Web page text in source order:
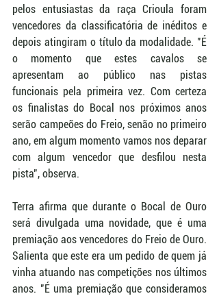
pelos entusiastas da raça Crioula foram
vencedores da classificatória de inéditos e
depois atingiram o título da modalidade. "É
o momento que estes cavalos se
apresentam ao público nas pistas
funcionais pela primeira vez. Com certeza
os finalistas do Bocal nos próximos anos
serão campeões do Freio, senão no primeiro
ano, em algum momento vamos nos deparar
com algum vencedor que desfilou nesta
pista", observa.
Terra afirma que durante o Bocal de Ouro
será divulgada uma novidade, que é uma
premiação aos vencedores do Freio de Ouro.
Salienta que este era um pedido de quem já
vinha atuando nas competições nos últimos
anos. "É uma premiação que consideramos